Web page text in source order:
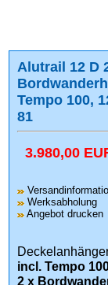
Alutrail 12 D
Tempo 100,
81
3.980,00
Werksabholung
Angebot drucken
incl. Tempo
2 x